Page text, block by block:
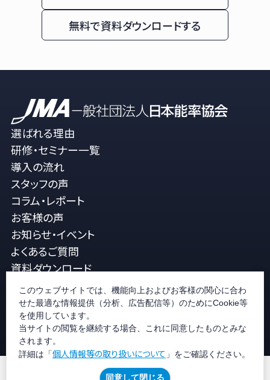
このウェブサイトでは、機能向上およびお客様の関心に合わ
せた最適な情報提供（分析、広告配信等）のためにCookie等
を使用しています。
当サイトの閲覧を継続する場合、これに同意したものとみな
されます。
詳細は「個人情報等の取り扱いについて 」をご確認ください。
同意して閉じる
無料で資料ダウンロードする
コラムを検索
選ばれる理由
研修・セミナー一覧
導入の流れ
スタッフの声
コラム・レポート
お客様の声
お知らせ・イベント
よくあるご質問
資料ダウンロード
メルマガ登録
JMA公式ホームページ
お問い合せ
個人情報等の取り扱いについて JMAグループ環境方針